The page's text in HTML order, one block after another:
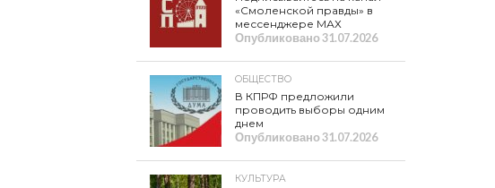
«Смоленской правды» в
мессенджере МАХ
Опубликовано31.07.2026
ОБЩЕСТВО
В КПРФ предложили
проводить выборы одним
днем
Опубликовано31.07.2026
КУЛЬТУРА